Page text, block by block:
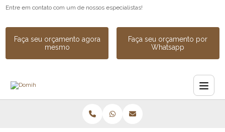
Entre em contato com um de nossos especialistas!
Faça seu orçamento agora
mesmo
Faça seu orçamento por
Whatsapp